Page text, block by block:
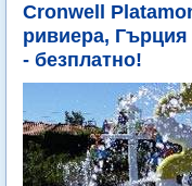
Cronwell
ривиера, Гърция
- безплатно!